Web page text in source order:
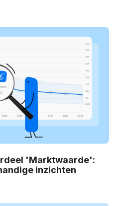
'Marktwaarde':
inzichten